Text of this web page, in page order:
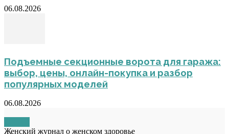
06.08.2026
Подъемные секционные ворота для гаража:
выбор, цены, онлайн-покупка и разбор
популярных моделей
06.08.2026
Женский журнал о женском здоровье